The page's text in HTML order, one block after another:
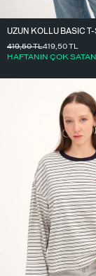
419,50TL
HAFTANIN ÇOK
419,50TL